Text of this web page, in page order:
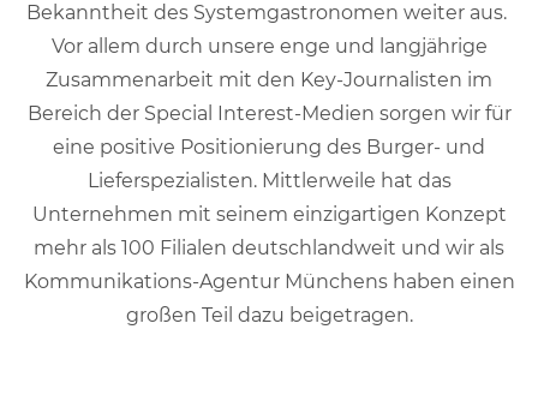
Bekanntheit des Systemgastronomen weiter aus.
Vor allem durch unsere enge und langjährige
Zusammenarbeit mit den Key-Journalisten im
Bereich der Special Interest-Medien sorgen wir für
eine positive Positionierung des Burger- und
Lieferspezialisten. Mittlerweile hat das
Unternehmen mit seinem einzigartigen Konzept
mehr als 100 Filialen deutschlandweit und wir als
Kommunikations-Agentur Münchens haben einen
großen Teil dazu beigetragen.